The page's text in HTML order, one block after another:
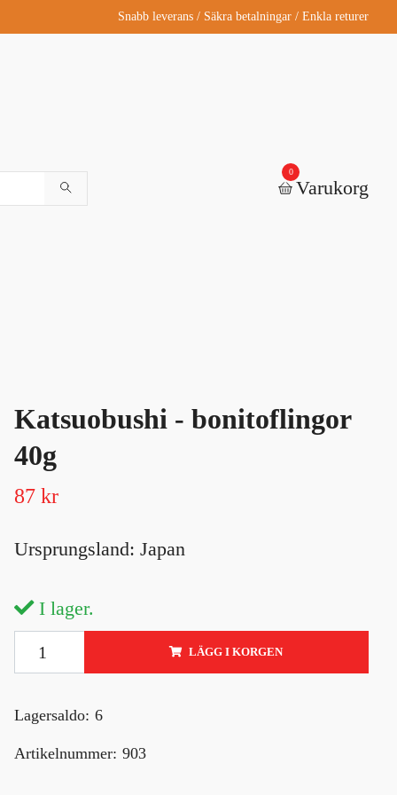
Snabb leverans / Säkra betalningar / Enkla returer
0
Varukorg
Katsuobushi - bonitoflingor
40g
87 kr
Ursprungsland: Japan
I lager.
LÄGG I KORGEN
Lagersaldo: 6
Artikelnummer: 903